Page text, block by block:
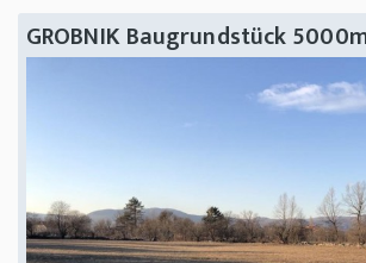
GROBNIK Baugrundstück